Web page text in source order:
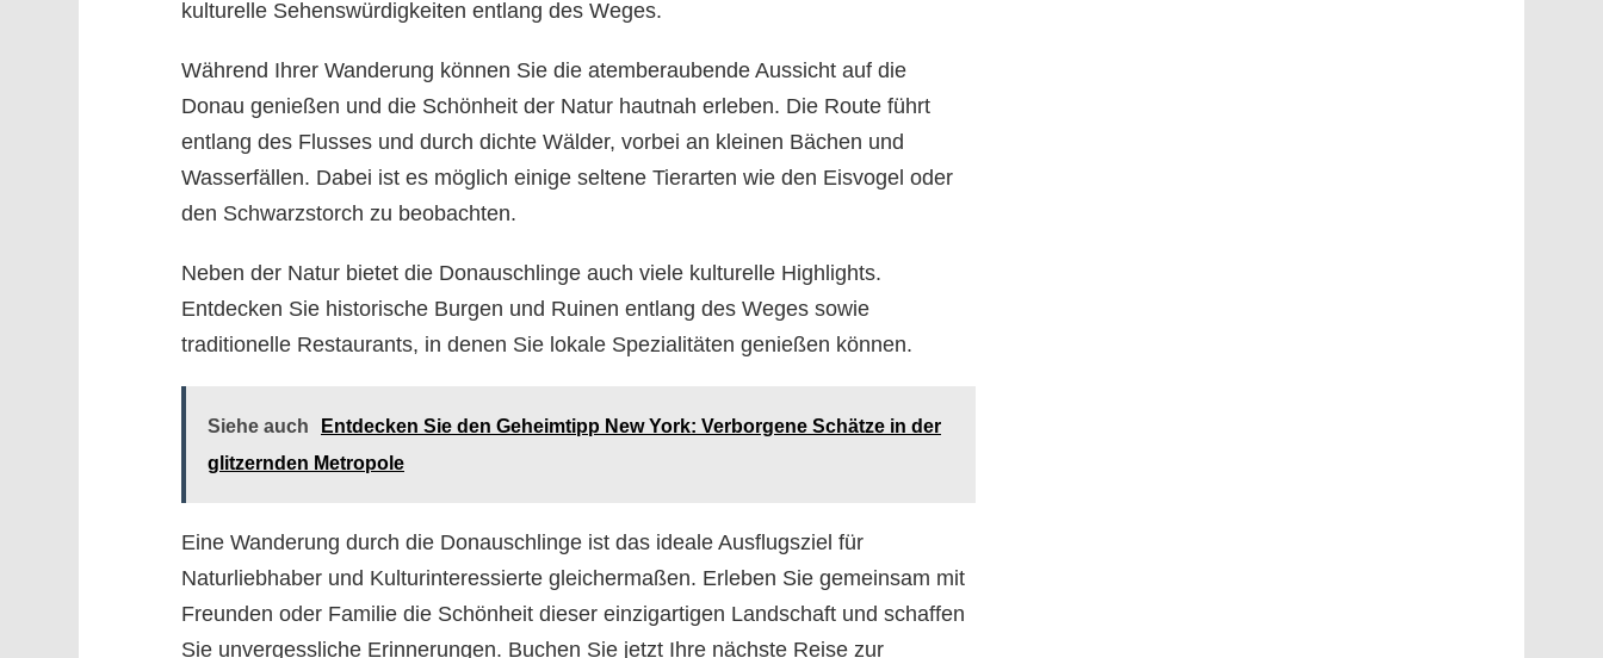
kulturelle Sehenswürdigkeiten entlang des Weges.
Während Ihrer Wanderung können Sie die atemberaubende Aussicht auf die
Donau genießen und die Schönheit der Natur hautnah erleben. Die Route führt
entlang des Flusses und durch dichte Wälder, vorbei an kleinen Bächen und
Wasserfällen. Dabei ist es möglich einige seltene Tierarten wie den Eisvogel oder
den Schwarzstorch zu beobachten.
Neben der Natur bietet die Donauschlinge auch viele kulturelle Highlights.
Entdecken Sie historische Burgen und Ruinen entlang des Weges sowie
traditionelle Restaurants, in denen Sie lokale Spezialitäten genießen können.
Siehe auch
Entdecken Sie den Geheimtipp New York: Verborgene Schätze in der
glitzernden Metropole
Eine Wanderung durch die Donauschlinge ist das ideale Ausflugsziel für
Naturliebhaber und Kulturinteressierte gleichermaßen. Erleben Sie gemeinsam mit
Freunden oder Familie die Schönheit dieser einzigartigen Landschaft und schaffen
Sie unvergessliche Erinnerungen. Buchen Sie jetzt Ihre nächste Reise zur